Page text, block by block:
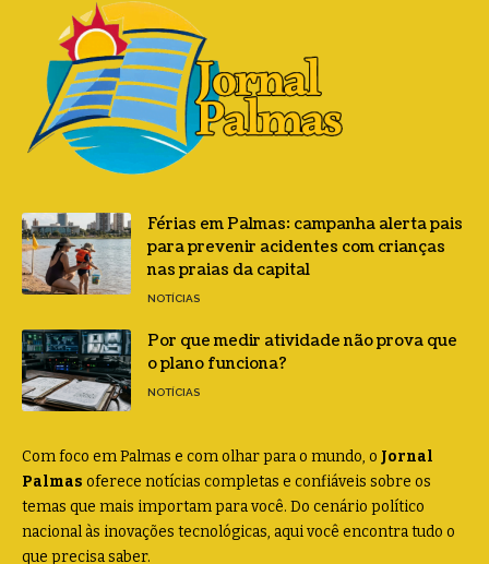
Férias em Palmas: campanha alerta pais
para prevenir acidentes com crianças
nas praias da capital
NOTÍCIAS
Por que medir atividade não prova que
o plano funciona?
NOTÍCIAS
Com foco em Palmas e com olhar para o mundo, o Jornal
Palmas oferece notícias completas e confiáveis sobre os
temas que mais importam para você. Do cenário político
nacional às inovações tecnológicas, aqui você encontra tudo o
que precisa saber.